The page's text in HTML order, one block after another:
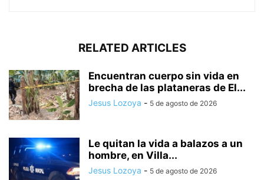
RELATED ARTICLES
Encuentran cuerpo sin vida en
brecha de las plataneras de El...
Jesus Lozoya - 5 de agosto de 2026
Le quitan la vida a balazos a un
hombre, en Villa...
Jesus Lozoya - 5 de agosto de 2026